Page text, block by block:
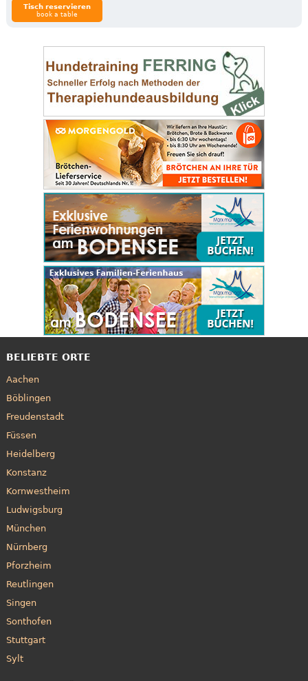
Tisch reservieren
book a table
BELIEBTE ORTE
Aachen
Böblingen
Freudenstadt
Füssen
Heidelberg
Konstanz
Kornwestheim
Ludwigsburg
München
Nürnberg
Pforzheim
Reutlingen
Singen
Sonthofen
Stuttgart
Sylt